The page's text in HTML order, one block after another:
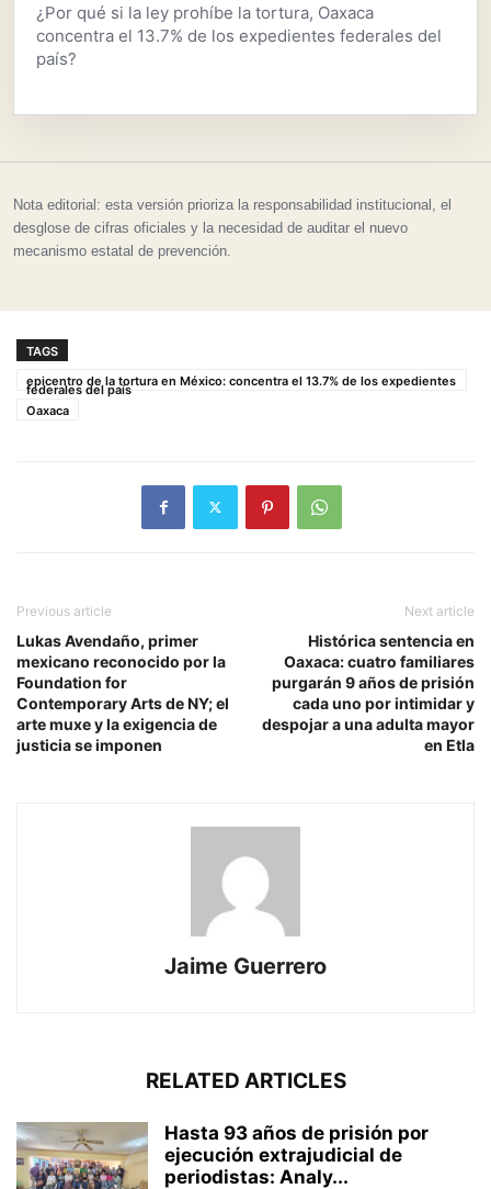
¿Por qué si la ley prohíbe la tortura, Oaxaca
concentra el 13.7% de los expedientes federales del
país?
Nota editorial: esta versión prioriza la responsabilidad institucional, el
desglose de cifras oficiales y la necesidad de auditar el nuevo
mecanismo estatal de prevención.
TAGS
epicentro de la tortura en México: concentra el 13.7% de los expedientes
federales del país
Oaxaca
Previous article
Lukas Avendaño, primer
mexicano reconocido por la
Foundation for
Contemporary Arts de NY; el
arte muxe y la exigencia de
justicia se imponen
Next article
Histórica sentencia en
Oaxaca: cuatro familiares
purgarán 9 años de prisión
cada uno por intimidar y
despojar a una adulta mayor
en Etla
Jaime Guerrero
RELATED ARTICLES
Hasta 93 años de prisión por
ejecución extrajudicial de
periodistas: Analy...